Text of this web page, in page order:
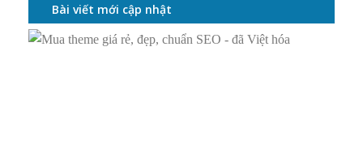
Bài viết mới cập nhật